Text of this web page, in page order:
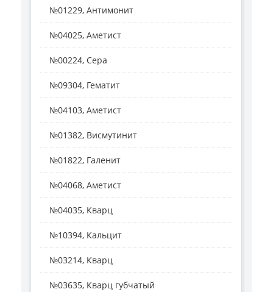
№01229, Антимонит
№04025, Аметист
№00224, Сера
№09304, Гематит
№04103, Аметист
№01382, Висмутинит
№01822, Галенит
№04068, Аметист
№04035, Кварц
№10394, Кальцит
№03214, Кварц
№03635, Кварц губчатый